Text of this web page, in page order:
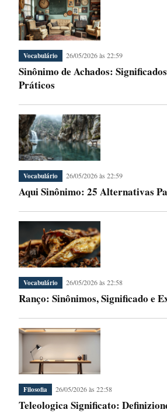
Vocabulário 26/05/2026 às 22:59
Sinônimo de Achados:
Práticos
Vocabulário 26/05/2026 às 22:59
Aqui Sinônimo: 25 Alternativas
Vocabulário 26/05/2026 às 22:58
Ranço: Sinônimos, Significado e
Filosofia 26/05/2026 às 22:58
Teleologica Significato: